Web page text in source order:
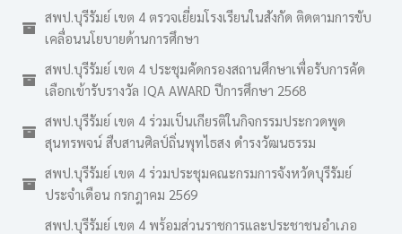
สพป.บุรีรัมย์ เขต 4 ตรวจเยี่ยมโรงเรียนในสังกัด ติดตามการขับ
เคลื่อนนโยบายด้านการศึกษา
สพป.บุรีรัมย์ เขต 4 ประชุมคัดกรองสถานศึกษาเพื่อรับการคัด
เลือกเข้ารับรางวัล IQA AWARD ปีการศึกษา 2568
สพป.บุรีรัมย์ เขต 4 ร่วมเป็นเกียรติในกิจกรรมประกวดพูด
สุนทรพจน์ สืบสานศิลป์ถิ่นพุทไธสง ดำรงวัฒนธรรม
สพป.บุรีรัมย์ เขต 4 ร่วมประชุมคณะกรมการจังหวัดบุรีรัมย์
ประจำเดือน กรกฎาคม 2569
สพป.บุรีรัมย์ เขต 4 พร้อมส่วนราชการและประชาชนอำเภอ